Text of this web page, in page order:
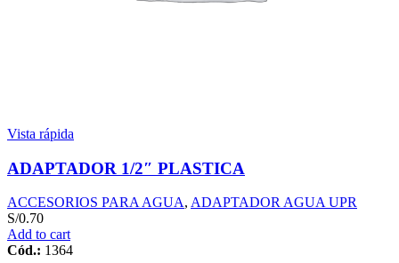
Vista rápida
ADAPTADOR 1/2″ PLASTICA
ACCESORIOS PARA AGUA, ADAPTADOR AGUA UPR
S/0.70
Add to cart
Cód.: 1364